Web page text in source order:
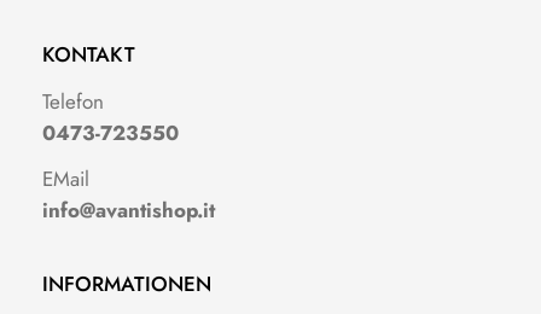
KONTAKT
Telefon
0473-723550
EMail
info@avantishop.it
INFORMATIONEN